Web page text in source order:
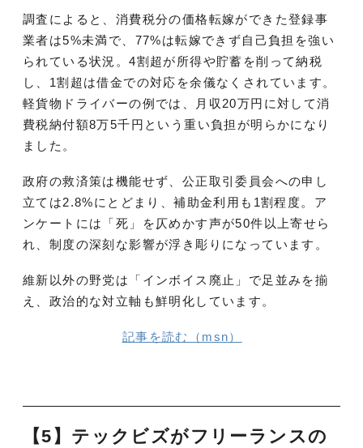
調査によると、消費税分の価格転嫁ができた登録事
業者は5%未満で、77%は転嫁できず自己負担を強い
られている状況。4割超が所得や貯蓄を削って納税
し、1割超は借金での対応を余儀なくされています。
軽貨物ドライバーの例では、月収20万円に対して消
費税納付額8万5千円という重い負担が明らかになり
ました。
政府の救済策は機能せず、公正取引委員会への申し
立ては2.8%にとどまり、補助金利用も1割程度。ア
ンケートには「死」を仄めかす声が50件以上寄せら
れ、制度の深刻な影響が浮き彫りになっています。
維新以外の野党は「インボイス廃止」で足並みを揃
え、政治的な対立軸も鮮明化しています。
記事を読む（msn）
【5】テックビズがフリーランスの